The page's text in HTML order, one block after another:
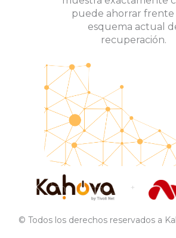
puede ahorrar frente
esquema actual
recuperación.
+
© Todos los derechos reservados a